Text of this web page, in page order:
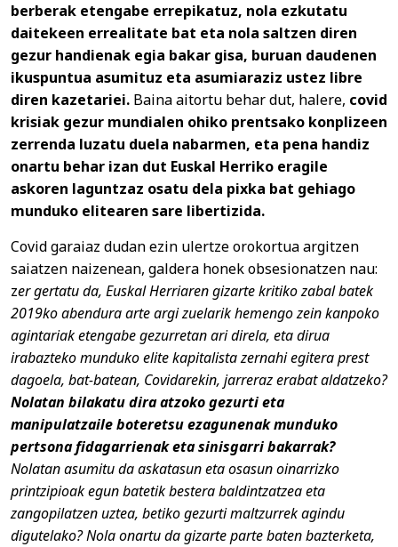
berberak etengabe errepikatuz, nola ezkutatu
daitekeen errealitate bat eta nola saltzen diren
gezur handienak egia bakar gisa, buruan daudenen
ikuspuntua asumituz eta asumiaraziz ustez libre
diren kazetariei. Baina aitortu behar dut, halere, covid
krisiak gezur mundialen ohiko prentsako konplizeen
zerrenda luzatu duela nabarmen, eta pena handiz
onartu behar izan dut Euskal Herriko eragile
askoren laguntzaz osatu dela pixka bat gehiago
munduko elitearen sare libertizida.
Covid garaiaz dudan ezin ulertze orokortua argitzen
saiatzen naizenean, galdera honek obsesionatzen nau:
zer gertatu da, Euskal Herriaren gizarte kritiko zabal batek
2019ko abendura arte argi zuelarik hemengo zein kanpoko
agintariak etengabe gezurretan ari direla, eta dirua
irabazteko munduko elite kapitalista zernahi egitera prest
dagoela, bat-batean, Covidarekin, jarreraz erabat aldatzeko?
Nolatan bilakatu dira atzoko gezurti eta
manipulatzaile boteretsu ezagunenak munduko
pertsona fidagarrienak eta sinisgarri bakarrak?
Nolatan asumitu da askatasun eta osasun oinarrizko
printzipioak egun batetik bestera baldintzatzea eta
zangopilatzen uztea, betiko gezurti maltzurrek agindu
digutelako? Nola onartu da gizarte parte baten bazterketa,